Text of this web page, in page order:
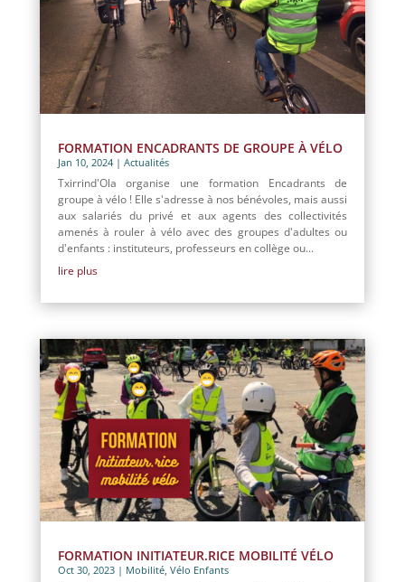
FORMATION ENCADRANTS DE GROUPE À VÉLO
Jan 10, 2024| Actualités
Txirrind'Ola organise une formation Encadrants de
groupe à vélo ! Elle s'adresse à nos bénévoles, mais aussi
aux salariés du privé et aux agents des collectivités
amenés à rouler à vélo avec des groupes d'adultes ou
d'enfants : instituteurs, professeurs en collège ou...
lire plus
FORMATION INITIATEUR.RICE MOBILITÉ VÉLO
Oct 30, 2023| Mobilité, Vélo Enfants